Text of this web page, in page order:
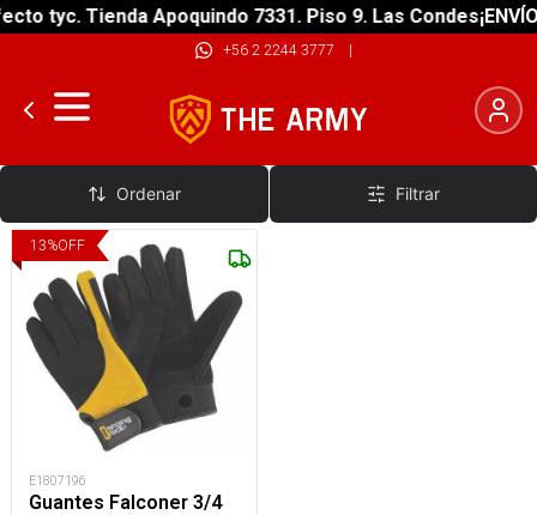
tyc. Tienda Apoquindo 7331. Piso 9. Las Condes
+56 2 2244 3777 |
Guantes Bomberos
Ordenar Filtrar
13%OFF
E1807196
Guantes Falconer 3/4